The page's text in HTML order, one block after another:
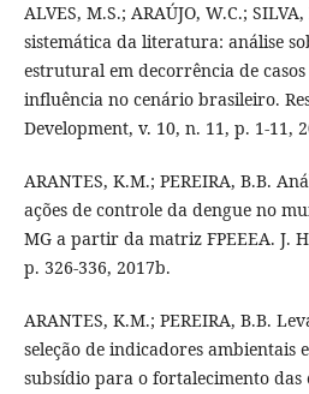
ALVES, M.S.; ARAÚJO, W.C.;
sistemática da literatura: análise
estrutural em decorrência de casos
influência no cenário brasileiro.
Development, v. 10, n. 11, p. 1-11,
ARANTES, K.M.; PEREIRA, B.B.
ações de controle da dengue no
MG a partir da matriz FPEEEA. J.
p. 326-336, 2017b.
ARANTES, K.M.; PEREIRA, B.B.
seleção de indicadores ambientais
subsídio para o fortalecimento das